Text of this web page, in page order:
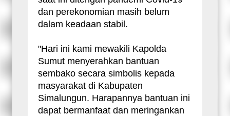
dan perekonomian masih belum
dalam keadaan stabil.
"Hari ini kami mewakili Kapolda
Sumut menyerahkan bantuan
sembako secara simbolis kepada
masyarakat di Kabupaten
Simalungun. Harapannya bantuan ini
dapat bermanfaat dan meringankan